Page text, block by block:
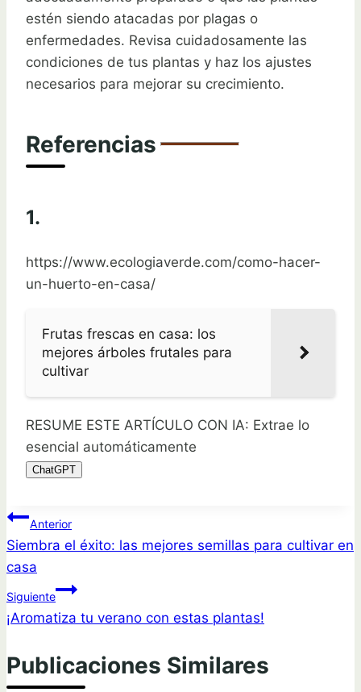
estén siendo atacadas por plagas o
enfermedades. Revisa cuidadosamente las
condiciones de tus plantas y haz los ajustes
necesarios para mejorar su crecimiento.
Referencias
1.
https://www.ecologiaverde.com/como-hacer-
un-huerto-en-casa/
Frutas frescas en casa: los
mejores árboles frutales para
cultivar
RESUME ESTE ARTÍCULO CON IA: Extrae lo
esencial automáticamente
ChatGPT
Navegación
de
entradas
Anterior
Siembra el éxito: las mejores semillas para cultivar en
casa
Siguiente
¡Aromatiza tu verano con estas plantas!
Publicaciones Similares